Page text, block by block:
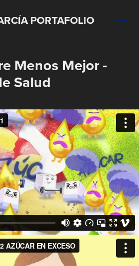
PORTAFOLIO
Menos Mejor -
Salud